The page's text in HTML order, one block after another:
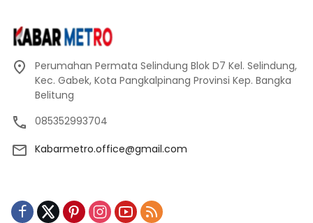
Perumahan Permata Selindung Blok D7 Kel. Selindung,
Kec. Gabek, Kota Pangkalpinang Provinsi Kep. Bangka
Belitung
085352993704
Kabarmetro.office@gmail.com